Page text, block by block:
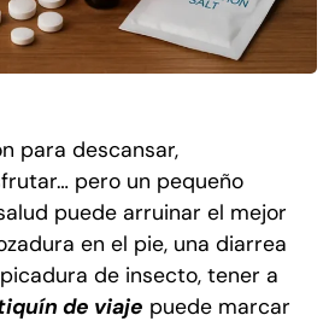
para descansar,
pero un pequeño
puede arruinar el mejor
en el pie, una diarrea
de insecto, tener a
de viaje puede marcar